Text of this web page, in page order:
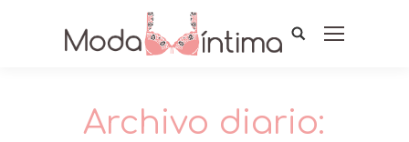
Archivo diario: